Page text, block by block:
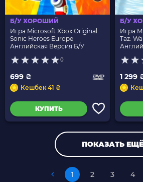
Б/У ХОРОШИЙ
Игра Microsoft Xbox Original
Sonic Heroes Europe
Английская Версия Б/У
0
699 ₴
Кешбек 41 ₴
КУПИТЬ
Б/У
Игра
Taz:
1 299
ПОКАЗАТЬ ЕЩЁ
1 2 3 4